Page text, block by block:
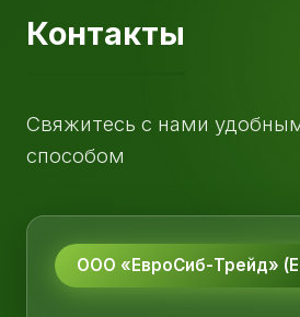
Контакты
Свяжитесь с нами
способом
ООО «ЕвроСиб-Трейд»